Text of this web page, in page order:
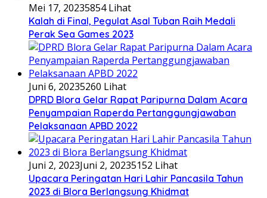
Mei 17, 20235854 Lihat
Kalah di Final, Pegulat Asal Tuban Raih Medali
Perak Sea Games 2023
Juni 6, 20235260 Lihat
DPRD Blora Gelar Rapat Paripurna Dalam Acara
Penyampaian Raperda Pertanggungjawaban
Pelaksanaan APBD 2022
Juni 2, 2023Juni 2, 20235152 Lihat
Upacara Peringatan Hari Lahir Pancasila Tahun
2023 di Blora Berlangsung Khidmat